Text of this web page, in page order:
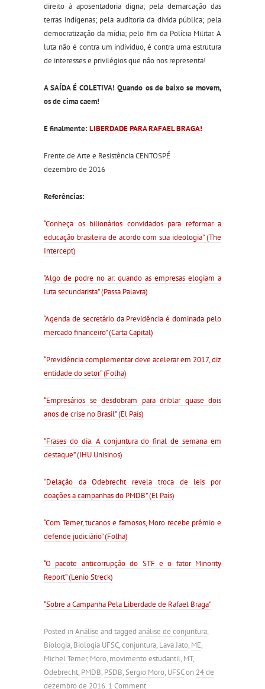
direito à aposentadoria digna; pela demarcação das
terras indígenas; pela auditoria da dívida pública; pela
democratização da mídia; pelo fim da Polícia Militar. A
luta não é contra um indivíduo, é contra uma estrutura
de interesses e privilégios que não nos representa!
A SAÍDA É COLETIVA! Quando os de baixo se movem,
os de cima caem!
E finalmente:LIBERDADE PARA RAFAEL BRAGA!
Frente de Arte e Resistência CENTOSPÉ
dezembro de 2016
Referências:
“Conheça os bilionários convidados para reformar a
educação brasileira de acordo com sua ideologia” (The
Intercept)
“Algo de podre no ar: quando as empresas elogiam a
luta secundarista” (Passa Palavra)
“Agenda de secretário da Previdência é dominada pelo
mercado financeiro” (Carta Capital)
“Previdência complementar deve acelerar em 2017, diz
entidade do setor” (Folha)
“Empresários se desdobram para driblar quase dois
anos de crise no Brasil” (El País)
“Frases do dia. A conjuntura do final de semana em
destaque” (IHU Unisinos)
“Delação da Odebrecht revela troca de leis por
doações a campanhas do PMDB” (El País)
“Com Temer, tucanos e famosos, Moro recebe prêmio e
defende judiciário” (Folha)
“O pacote anticorrupção do STF e o fator Minority
Report” (Lenio Streck)
“Sobre a Campanha Pela Liberdade de Rafael Braga”
Posted inAnálise and tagged análise de conjuntura,
Biologia, Biologia UFSC,conjuntura, Lava Jato, ME,
Michel Temer, Moro, movimento estudantil, MT,
Odebrecht, PMDB, PSDB,Sergio Moro, UFSCon 24 de
dezembro de 2016. 1 Comment